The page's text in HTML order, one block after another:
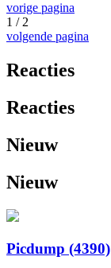
vorige pagina
1 / 2
volgende pagina
Reacties
Reacties
Nieuw
Nieuw
Picdump (4390)